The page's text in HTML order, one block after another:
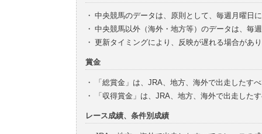
・ 中央競馬のデータは、原則として、毎週月曜日
・ 中央競馬以外（海外・地方等）のデータは、毎
・ 更新タイミングにより、反映が遅れる場合があ
賞金
・
「総賞金」は、JRA、地方、海外で出走したす
・
「収得賞金」は、JRA、地方、海外で出走した
レース成績、条件別成績